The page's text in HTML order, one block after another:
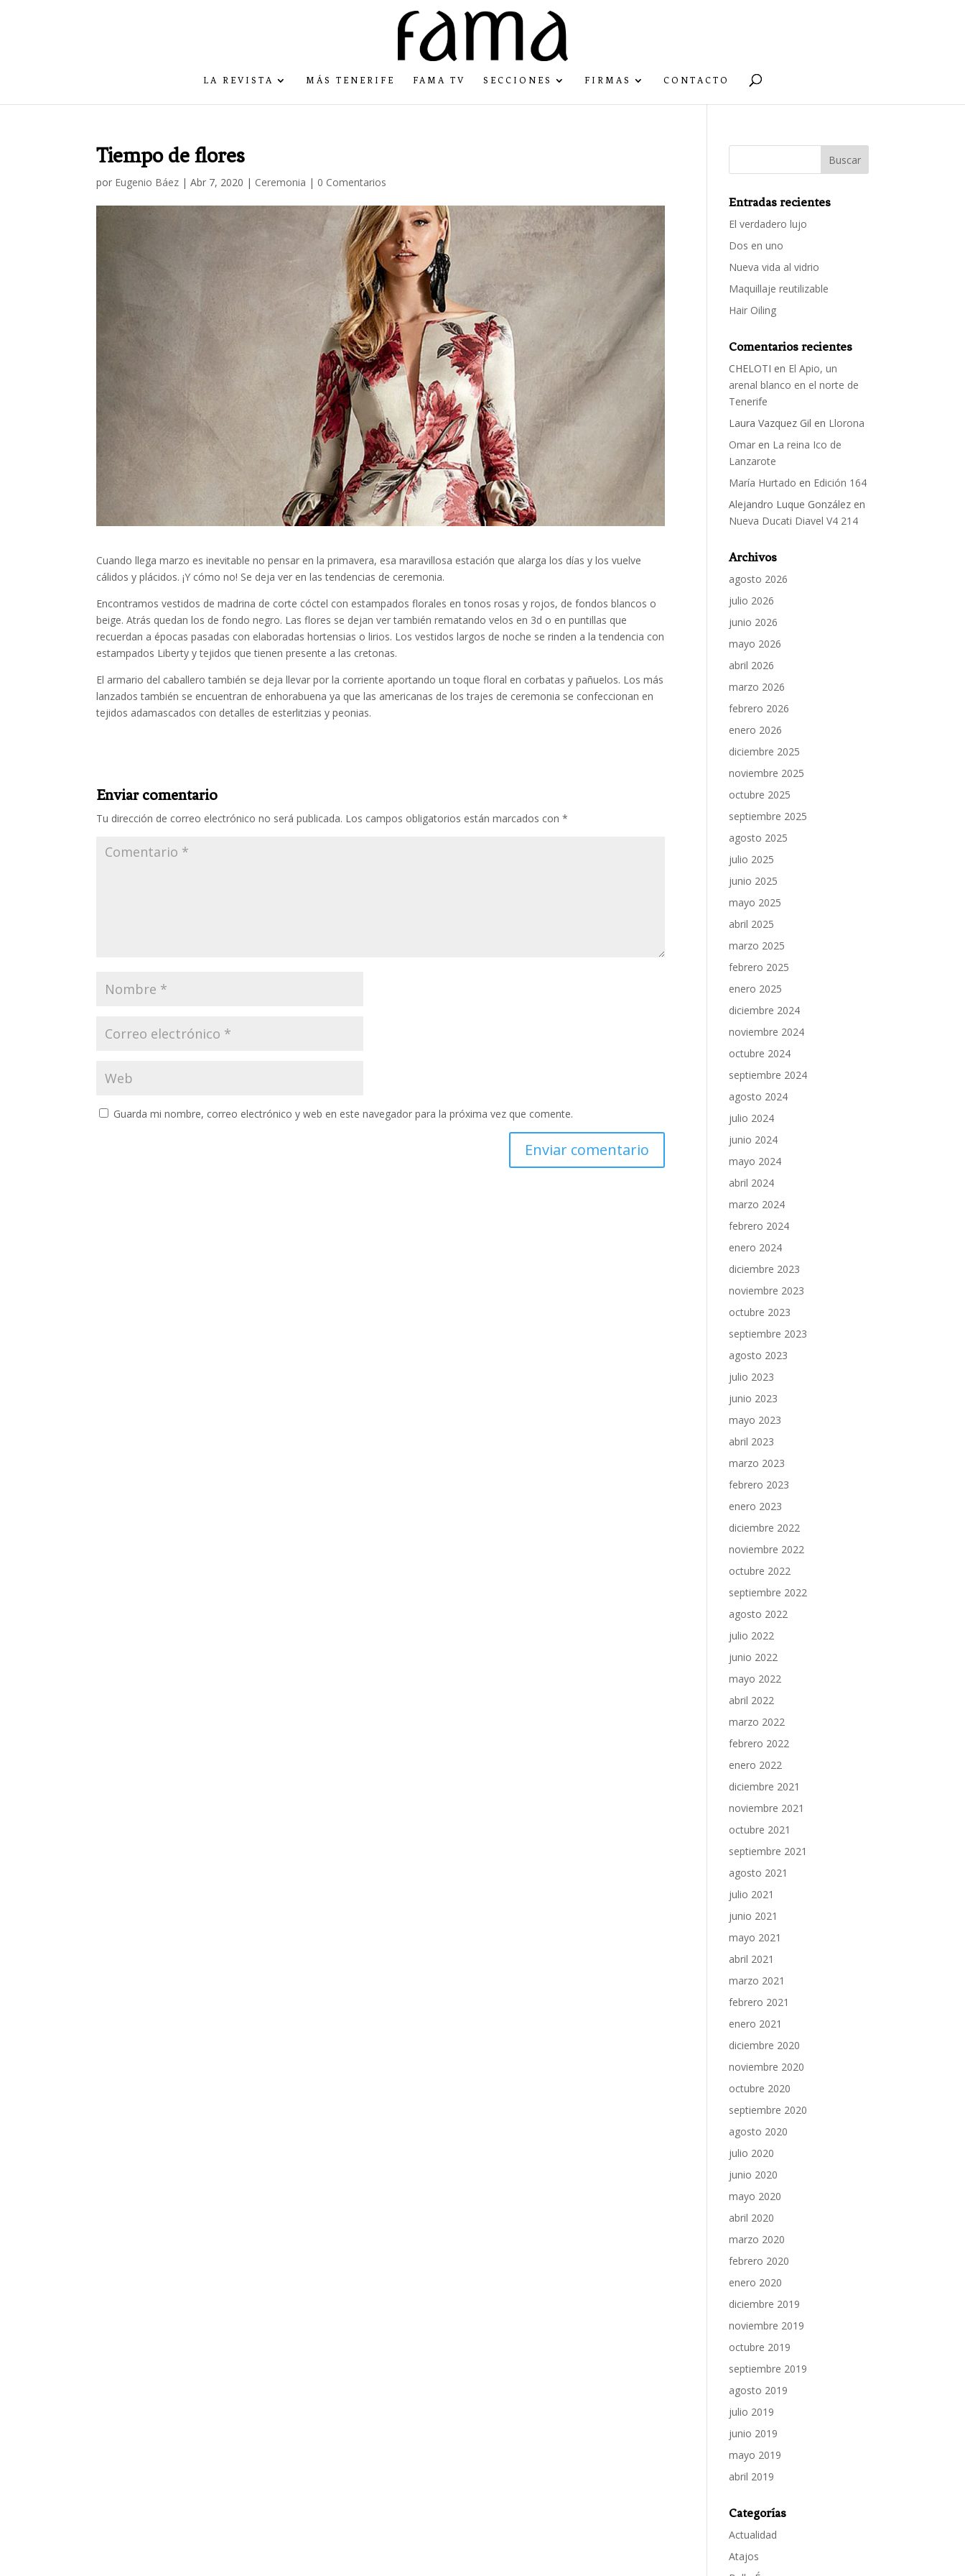
LA REVISTA MÁS TENERIFE FAMA TV SECCIONES FIRMAS CONTACTO
Tiempo de flores
por Eugenio Báez |Abr 7, 2020 | Ceremonia | 0 Comentarios
Cuando llega marzo es inevitable no pensar en la primavera, esa maravillosa estación que alarga los días y los vuelve
cálidos y plácidos. ¡Y cómo no! Se deja ver en las tendencias de ceremonia.
Encontramos vestidos de madrina de corte cóctel con estampados florales en tonos rosas y rojos, de fondos blancos o
beige. Atrás quedan los de fondo negro. Las flores se dejan ver también rematando velos en 3d o en puntillas que
recuerdan a épocas pasadas con elaboradas hortensias o lirios. Los vestidos largos de noche se rinden a la tendencia con
estampados Liberty y tejidos que tienen presente a las cretonas.
El armario del caballero también se deja llevar por la corriente aportando un toque floral en corbatas y pañuelos. Los más
lanzados también se encuentran de enhorabuena ya que las americanas de los trajes de ceremonia se confeccionan en
tejidos adamascados con detalles de esterlitzias y peonias.
Enviar comentario
Tu dirección de correo electrónico no será publicada. Los campos obligatorios están marcados con*
Guarda mi nombre, correo electrónico y web en este navegador para la próxima vez que comente.
Entradas recientes
El verdadero lujo
Dos en uno
Nueva vida al vidrio
Maquillaje reutilizable
Hair Oiling
Comentarios recientes
CHELOTI en El Apio, un
arenal blanco en el norte de
Tenerife
Laura Vazquez Gil en Llorona
Omar en La reina Ico de
Lanzarote
María Hurtado en Edición 164
Alejandro Luque González en
Nueva Ducati Diavel V4 214
Archivos
agosto 2026
julio 2026
junio 2026
mayo 2026
abril 2026
marzo 2026
febrero 2026
enero 2026
diciembre 2025
noviembre 2025
octubre 2025
septiembre 2025
agosto 2025
julio 2025
junio 2025
mayo 2025
abril 2025
marzo 2025
febrero 2025
enero 2025
diciembre 2024
noviembre 2024
octubre 2024
septiembre 2024
agosto 2024
julio 2024
junio 2024
mayo 2024
abril 2024
marzo 2024
febrero 2024
enero 2024
diciembre 2023
noviembre 2023
octubre 2023
septiembre 2023
agosto 2023
julio 2023
junio 2023
mayo 2023
abril 2023
marzo 2023
febrero 2023
enero 2023
diciembre 2022
noviembre 2022
octubre 2022
septiembre 2022
agosto 2022
julio 2022
junio 2022
mayo 2022
abril 2022
marzo 2022
febrero 2022
enero 2022
diciembre 2021
noviembre 2021
octubre 2021
septiembre 2021
agosto 2021
julio 2021
junio 2021
mayo 2021
abril 2021
marzo 2021
febrero 2021
enero 2021
diciembre 2020
noviembre 2020
octubre 2020
septiembre 2020
agosto 2020
julio 2020
junio 2020
mayo 2020
abril 2020
marzo 2020
febrero 2020
enero 2020
diciembre 2019
noviembre 2019
octubre 2019
septiembre 2019
agosto 2019
julio 2019
junio 2019
mayo 2019
abril 2019
Categorías
Actualidad
Atajos